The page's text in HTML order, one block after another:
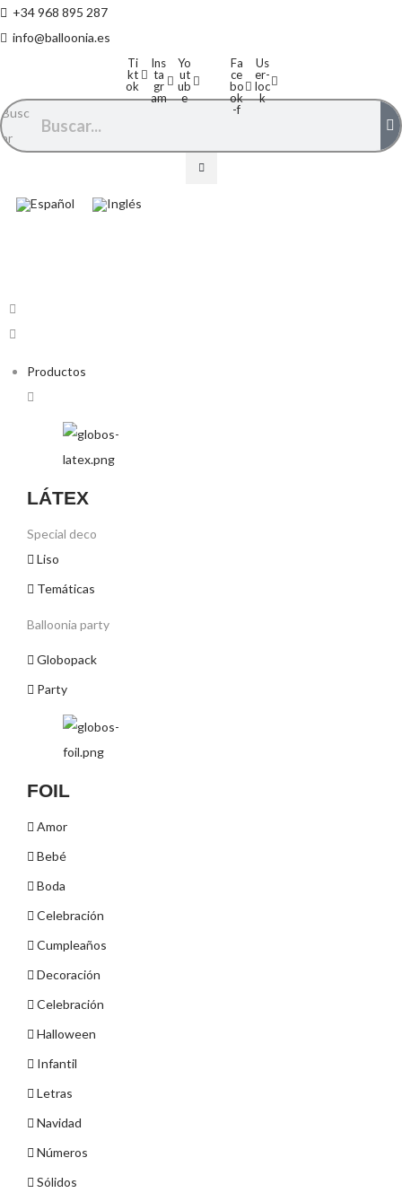
+34 968 895 287
info@balloonia.es
Ti
kt
ok
Ins
ta
gr
am
Yo
ut
ub
e
Fa
ce
bo
ok
-f
Us
er-
loc
k
Busc
ar
Productos
LÁTEX
Special deco
Liso
Temáticas
Balloonia party
Globopack
Party
FOIL
Amor
Bebé
Boda
Celebración
Cumpleaños
Decoración
Celebración
Halloween
Infantil
Letras
Navidad
Números
Sólidos